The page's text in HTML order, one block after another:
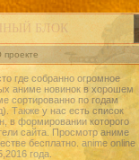
БЛОК
проекте
где собранно огромное
аниме новинок в хорошем
сортированно по годам
Также у нас есть список
в формировании которого
сайта. Просмотр аниме
бесплатно. anime online
года.